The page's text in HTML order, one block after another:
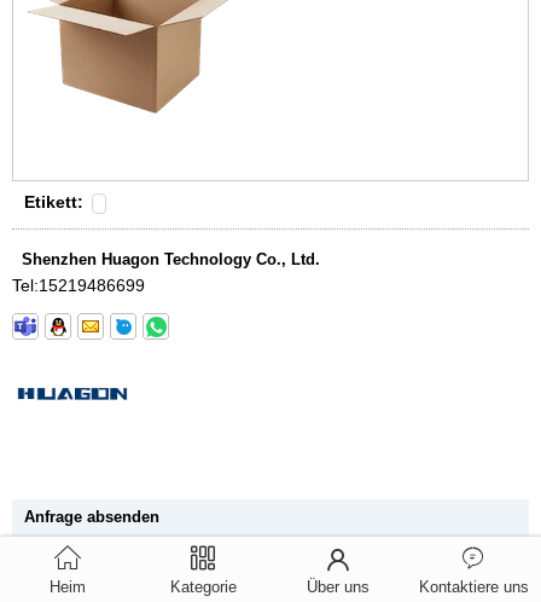
Etikett:
Shenzhen Huagon Technology Co., Ltd.
Tel:15219486699
Anfrage absenden
Heim Kategorie Über uns Kontaktiere uns